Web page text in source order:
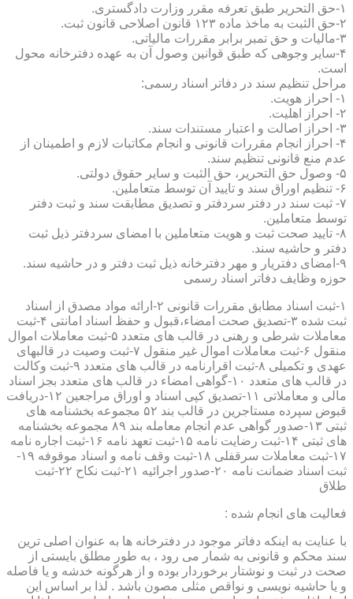
۱-حق التحریر طبق تعرفه مقرر وزارت دادگستری.
۲-حق الثبت به ماخذ ماده ۱۲۳ قانون اصلاحی قانون ثبت.
۳-مالیات و حق تمبر برابر مقررات مالیاتی.
۴-سایر وجوهی که طبق قوانین وصول آن به عهده دفترخانه محول
است.
مراحل تنظیم سند در دفاتر اسناد رسمی:
۱- احراز هویت.
۲- احراز اهلیت.
۳- احراز اصالت و اعتبار مستندات سند.
۴- احراز انجام مقررات قانونی و انجام مکاتبات لازم و اطمینان از
عدم منع قانونی تنظیم سند.
۵- وصول حق التحریر، حق الثبت و سایر حقوق دولتی.
۶- تنظیم اوراق سند و تایید آن توسط متعاملین.
۷- ثبت سند در دفتر سردفتر و تصدیق مطابقت سند و ثبت دفتر
توسط متعاملین.
۸- تایید صحت ثبت و هویت متعاملین با امضای سردفتر ذیل ثبت
دفتر و حاشیه سند.
۹-امضای دفتریار و مهر دفترخانه ذیل ثبت دفتر و در حاشیه سند.
حوزه وظایف دفاتر اسناد رسمی
۱-ثبت اسناد مطابق مقررات قانونی ۲-ارائه مواد مصدق از اسناد
ثبت شده ۳-تصدیق صحت امضاء،قبول و حفظ اسناد امانتی ۴-ثبت
معاملات شرطی و رهنی در قالب های متعدد ۵-ثبت معاملات اموال
منقول ۶-ثبت معاملات اموال غیر منقول ۷-ثبت وصیت در قالبهای
عهدی و تکمیلی ۸-ثبت اقرارنامه در قالب های متعدد ۹-ثبت وکالت
در قالب های متعدد ۱۰-گواهی امضاء در قالب های متعدد بجز اسناد
مالی و معاملاتی ۱۱-تصدیق کپی اسناد و اوراق مراجعین ۱۲-دریافت
قبوض سپرده مستاجرین در قالب بند ۵۲ مجموعه بخشنامه های
ثبتی ۱۳-صدور گواهی عدم انجام معامله بند ۸۹ مجموعه بخشنامه
های ثبتی ۱۴-ثبت رضایت نامه ۱۵-ثبت تعهد نامه ۱۶-ثبت اجاره نامه
۱۷-ثبت معاملات سرقفلی ۱۸-ثبت وقف نامه و اسناد موقوفه ۱۹-
ثبت اسناد ضمانت نامه ۲۰-صدور اجرائیه ۲۱-ثبت نکاح ۲۲-ثبت
طلاق
فعالیت های انجام شده :
با عنایت به اینکه دفاتر موجود در دفترخانه ها به عنوان اصلی ترین
سند محکم و قانونی به شمار می رود ، به طور مطلق بایستی از
صحت در ثبت و نوشتار برخوردار بوده و از هرگونه خدشه و یا فاصله
و یا حاشیه نویسی و نواقص مثلی مصون باشد . لذا بر اساس این